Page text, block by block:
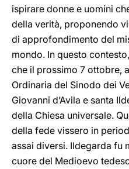
ispirare donne e uomini
della verità, proponendo
di approfondimento del
mondo. In questo
che il prossimo 7 ottobre,
Ordinaria del Sinodo dei
Giovanni d’Avila e santa
della Chiesa universale.
della fede vissero in
assai diversi. Ildegarda fu
cuore del Medioevo